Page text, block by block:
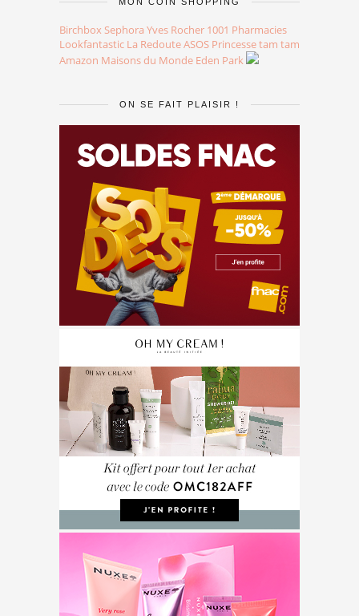
Birchbox Sephora Yves Rocher 1001 Pharmacies
Lookfantastic La RedouteASOS Princesse tam tam
Amazon Maisons du Monde Eden Park
ON SE FAIT PLAISIR !